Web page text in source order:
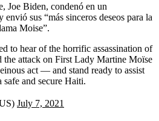
Joe Biden, condenó en un
sus “más sinceros deseos para la
Moise”.
to hear of the horrific assassination of
the attack on First Lady Martine Moïse
act — and stand ready to assist
and secure Haiti.
July 7, 2021